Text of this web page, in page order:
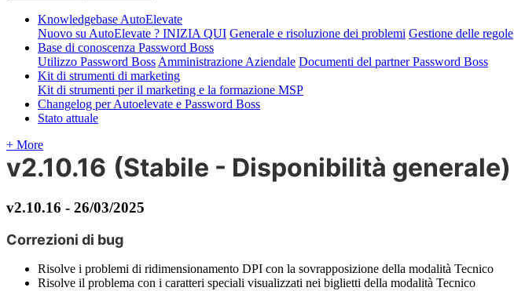
Knowledgebase AutoElevate
Nuovo su AutoElevate ? INIZIA QUI Generale e risoluzione dei problemi Gestione delle regole
Base di conoscenza Password Boss
Utilizzo Password Boss Amministrazione Aziendale Documenti del partner Password Boss
Kit di strumenti di marketing
Kit di strumenti per il marketing e la formazione MSP
Changelog per Autoelevate e Password Boss
Stato attuale
+ More
v2.10.16 (Stabile - Disponibilità generale)
v2.10.16 - 26/03/2025
Correzioni di bug
Risolve i problemi di ridimensionamento DPI con la sovrapposizione della modalità Tecnico
Risolve il problema con i caratteri speciali visualizzati nei biglietti della modalità Tecnico